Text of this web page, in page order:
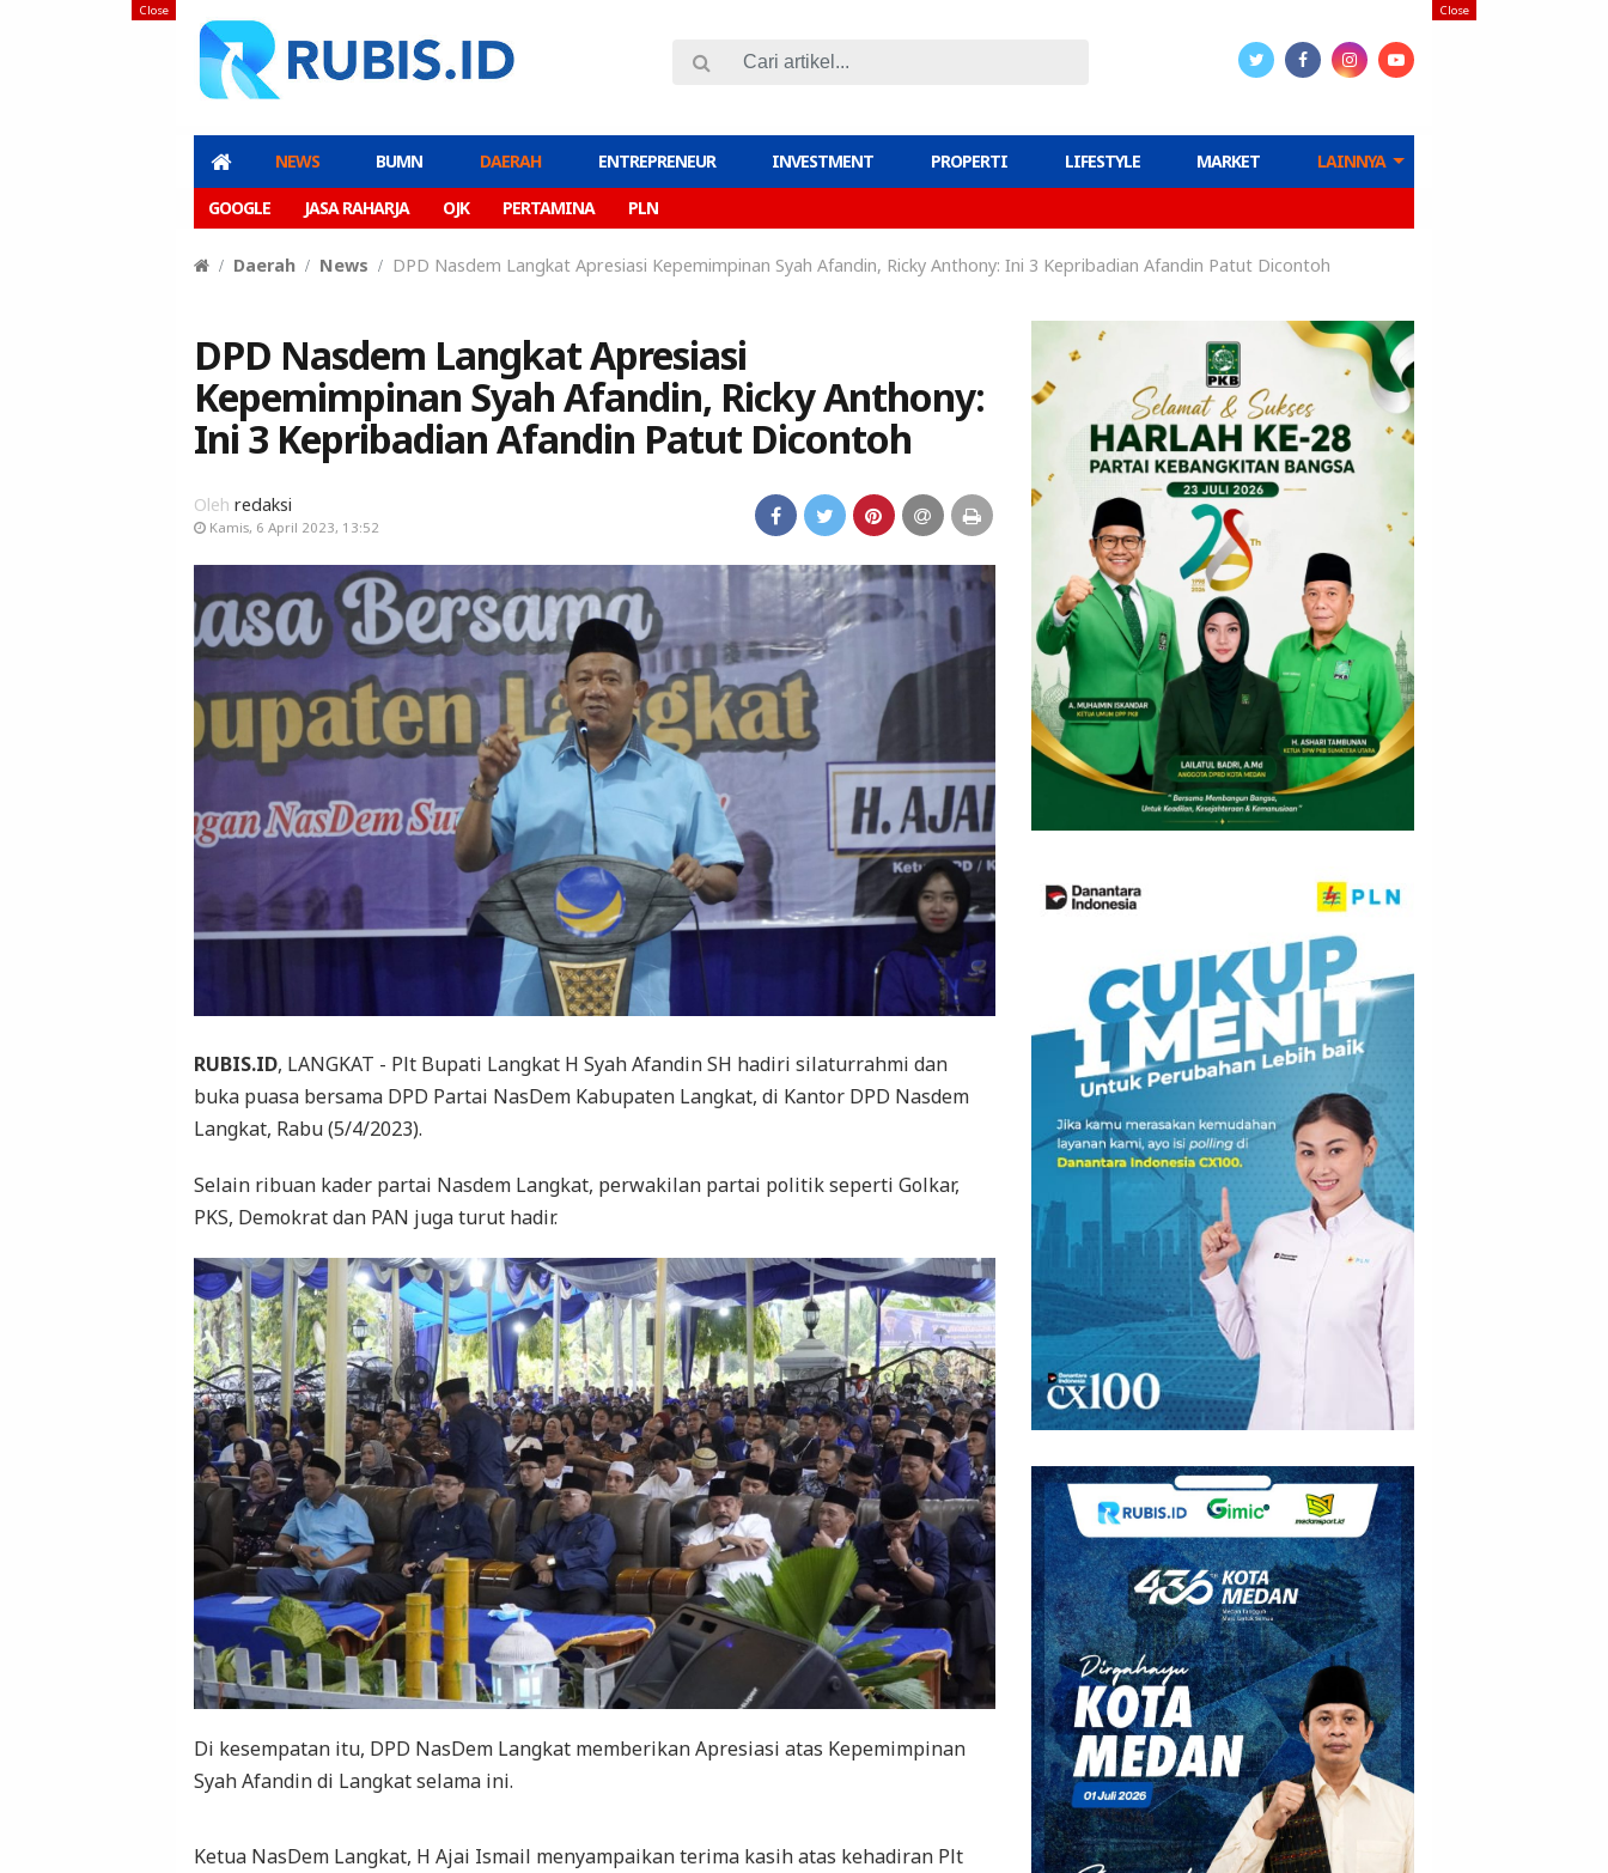
NEWS BUMN DAERAH ENTREPRENEUR INVESTMENT PROPERTI LIFESTYLE MARKET LAINNYA
GOOGLE JASA RAHARJA OJK PERTAMINA PLN
Close
Close
Daerah News DPD Nasdem Langkat Apresiasi Kepemimpinan Syah Afandin, Ricky Anthony: Ini 3 Kepribadian Afandin Patut Dicontoh
DPD Nasdem Langkat Apresiasi
Kepemimpinan Syah Afandin, Ricky Anthony:
Ini 3 Kepribadian Afandin Patut Dicontoh
Oleh redaksi
Kamis, 6 April 2023, 13:52
RUBIS.ID, LANGKAT - Plt Bupati Langkat H Syah Afandin SH hadiri silaturrahmi dan
buka puasa bersama DPD Partai NasDem Kabupaten Langkat, di Kantor DPD Nasdem
Langkat, Rabu (5/4/2023).
Selain ribuan kader partai Nasdem Langkat, perwakilan partai politik seperti Golkar,
PKS, Demokrat dan PAN juga turut hadir.
Di kesempatan itu, DPD NasDem Langkat memberikan Apresiasi atas Kepemimpinan
Syah Afandin di Langkat selama ini.
Ketua NasDem Langkat, H Ajai Ismail menyampaikan terima kasih atas kehadiran Plt